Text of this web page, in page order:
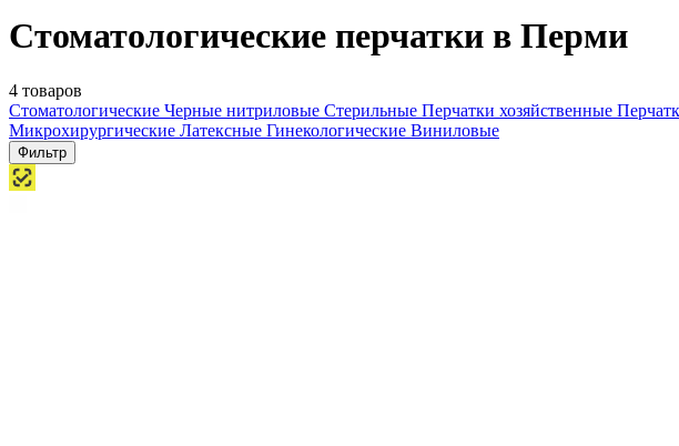
Стоматологические перчатки в Перми
4 товаров
Стоматологические Черные нитриловые Стерильные Перчатки хозяйственные
Микрохирургические Латексные Гинекологические Виниловые
Фильтр